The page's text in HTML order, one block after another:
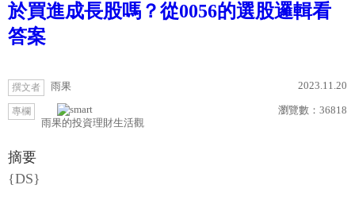
於買進成長股嗎？從0056的選股邏輯看
答案
撰文者 雨果 2023.11.20
專欄
雨果的投資理財生活觀
瀏覽數： 36818
摘要
{DS}